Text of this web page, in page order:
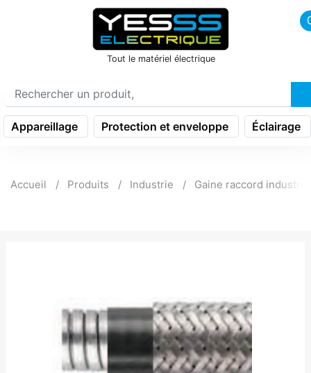
icon menu burger
Tout le matériel électrique
Appareillage Protection et enveloppe Éclairage
Accueil Produits Industrie Gaine raccord